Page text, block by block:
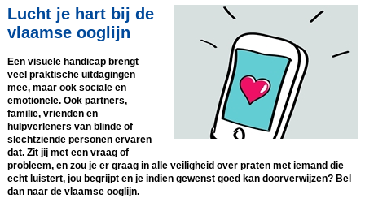
Lucht je hart bij de
vlaamse ooglijn
Een visuele handicap brengt
veel praktische uitdagingen
mee, maar ook sociale en
emotionele. Ook partners,
familie, vrienden en
hulpverleners van blinde of
slechtziende personen ervaren
dat. Zit jij met een vraag of
probleem, en zou je er graag in alle veiligheid over praten met iemand die
echt luistert, jou begrijpt en je indien gewenst goed kan doorverwijzen? Bel
dan naar de vlaamse ooglijn.